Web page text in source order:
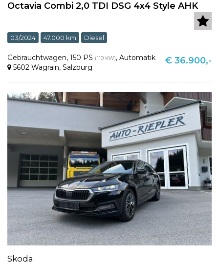
Octavia Combi 2,0 TDI DSG 4x4 Style AHK
03/2024 47.000 km Diesel
Gebrauchtwagen, 150 PS (110 KW), Automatik
5602 Wagrain, Salzburg
€ 36.900,-
Skoda